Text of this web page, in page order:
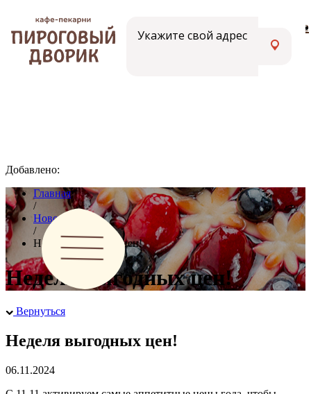
Меню Адреса кафе
Укажите свой адрес
Добавлено:
Главная
/
Новости
/
Неделя выгодных цен!
Неделя выгодных цен!
Вернуться
Неделя выгодных цен!
06.11.2024